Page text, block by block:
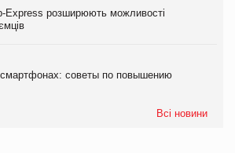
Express розширюють можливості
советы по повышению
Всі новини